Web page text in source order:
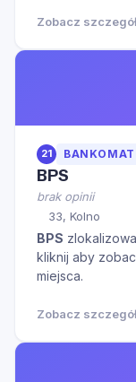
Zobacz
21 BANKOMAT
BPS
brak opinii
33, Kolno
BPS
kliknij aby
miejsca.
Zobacz